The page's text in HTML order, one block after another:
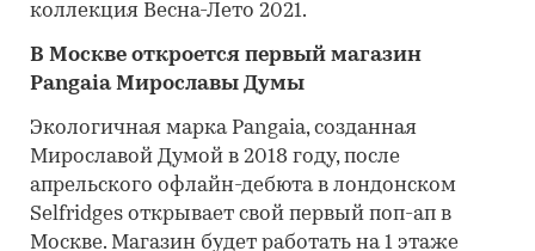
коллекция Весна-Лето 2021.
В Москве откроется первый магазин
Pangaia Мирославы Думы
Экологичная марка Pangaia, созданная
Мирославой Думой в 2018 году, после
апрельского офлайн-дебюта в лондонском
Selfridges открывает свой первый поп-ап в
Москве. Магазин будет работать на 1 этаже